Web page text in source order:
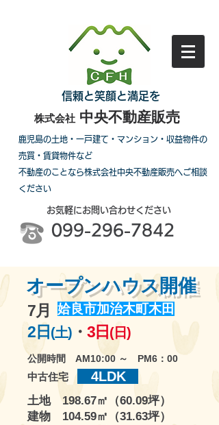
信頼と笑顔と満足を
中央不動産販売
株式会社
鹿児島の土地・一戸建て・マンション・収益物件の
売買・賃貸物件など
不動産のことなら株式会社中央不動産販売へご相談
ください
お気軽にお問い合わせください
099-296-7842
​オープンハウス開催
姶良市加治木町木田
7月
2日 (土)・ 3日(日)
公開時間 AM10:00 ～ PM6：00
中古住宅 4LDK
土地 198.67㎡（60.09坪）
​建物 104.59㎡（31.63坪）